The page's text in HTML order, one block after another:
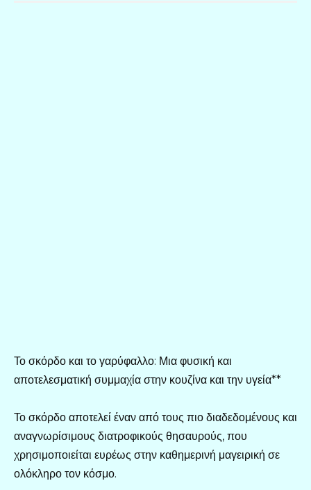
Το σκόρδο και το γαρύφαλλο: Μια φυσική και
αποτελεσματική συμμαχία στην κουζίνα και την υγεία**
Το σκόρδο αποτελεί έναν από τους πιο διαδεδομένους και
αναγνωρίσιμους διατροφικούς θησαυρούς, που
χρησιμοποιείται ευρέως στην καθημερινή μαγειρική σε
ολόκληρο τον κόσμο.